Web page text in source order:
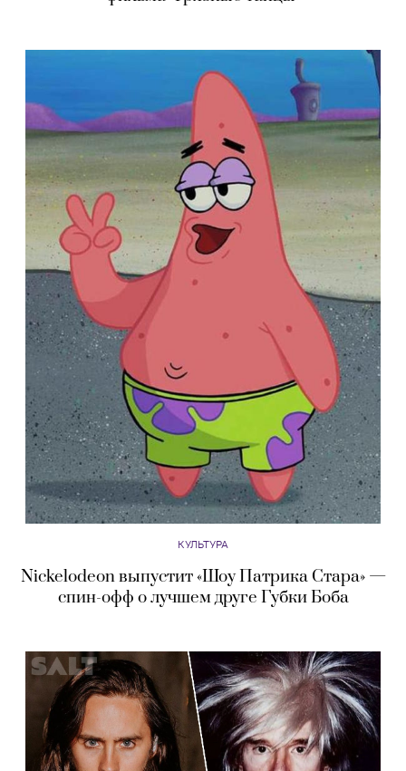
КУЛЬТУРА
Nickelodeon выпустит «Шоу Патрика Стара» —
спин-офф о лучшем друге Губки Боба